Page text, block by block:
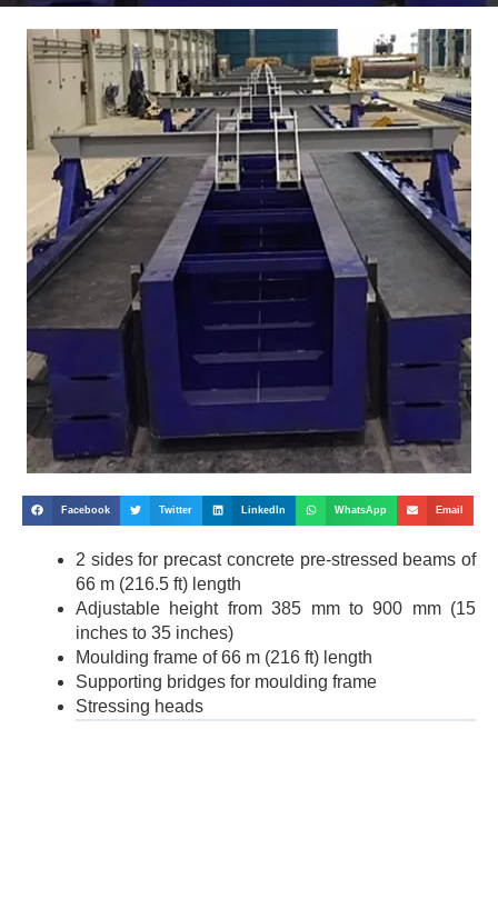
Facebook Twitter LinkedIn WhatsApp Email
2 sides for precast concrete pre-stressed beams of
66 m (216.5 ft) length
Adjustable height from 385 mm to 900 mm (15
inches to 35 inches)
Moulding frame of 66 m (216 ft) length
Supporting bridges for moulding frame
Stressing heads